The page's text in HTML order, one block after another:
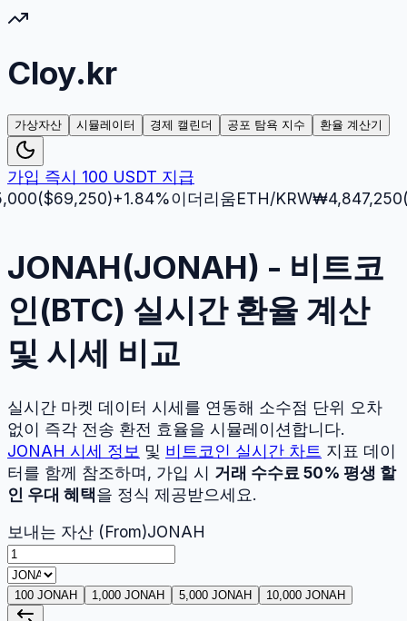
Cloy.kr
가상자산 시뮬레이터 경제 캘린더 공포 탐욕 지수 환율 계산기
가입 즉시 100 USDT 지급
69,250)+1.84%이더리움ETH/KRW₩4,847,250($
JONAH(JONAH) - 비트코
인(BTC) 실시간 환율 계산
및 시세 비교
실시간 마켓 데이터 시세를 연동해 소수점 단위 오차
없이 즉각 전송 환전 효율을 시뮬레이션합니다.
JONAH 시세 정보 및 비트코인 실시간 차트 지표 데이
터를 함께 참조하며, 가입 시 거래 수수료 50% 평생 할
인 우대 혜택을 정식 제공받으세요.
보내는 자산 (From)JONAH
100 JONAH 1,000 JONAH 5,000 JONAH 10,000 JONAH